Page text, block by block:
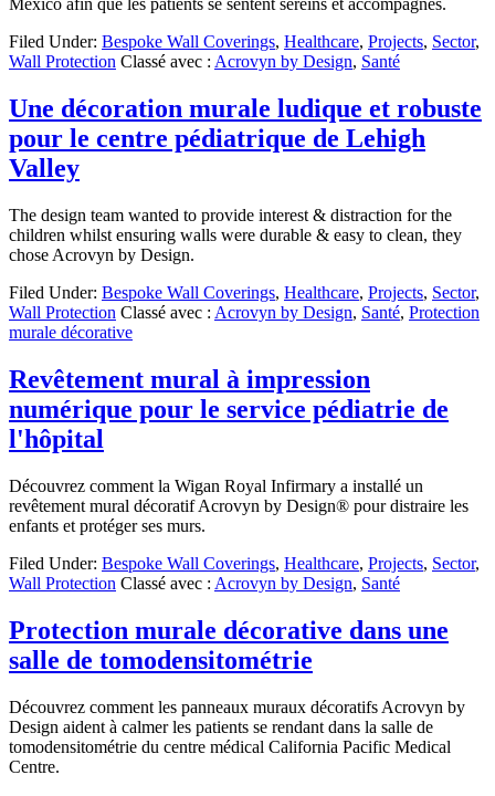
Mexico afin que les patients se sentent sereins et accompagnés.
Filed Under: Bespoke Wall Coverings, Healthcare, Projects, Sector,
Wall Protection Classé avec : Acrovyn by Design, Santé
Une décoration murale ludique et robuste
pour le centre pédiatrique de Lehigh
Valley
The design team wanted to provide interest & distraction for the
children whilst ensuring walls were durable & easy to clean, they
chose Acrovyn by Design.
Filed Under: Bespoke Wall Coverings, Healthcare, Projects, Sector,
Wall Protection Classé avec : Acrovyn by Design, Santé, Protection
murale décorative
Revêtement mural à impression
numérique pour le service pédiatrie de
l'hôpital
Découvrez comment la Wigan Royal Infirmary a installé un
revêtement mural décoratif Acrovyn by Design® pour distraire les
enfants et protéger ses murs.
Filed Under: Bespoke Wall Coverings, Healthcare, Projects, Sector,
Wall Protection Classé avec : Acrovyn by Design, Santé
Protection murale décorative dans une
salle de tomodensitométrie
Découvrez comment les panneaux muraux décoratifs Acrovyn by
Design aident à calmer les patients se rendant dans la salle de
tomodensitométrie du centre médical California Pacific Medical
Centre.